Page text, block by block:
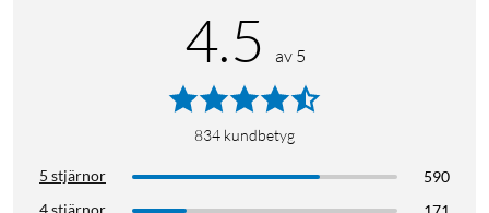
4.5 av 5
834 kundbetyg
5 stjärnor
590